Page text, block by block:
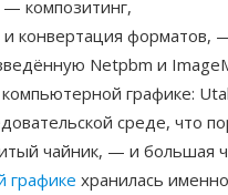
композитинг,
конвертация форматов,
Netpbm и
графике:
среде, что
чайник, — и большая
графике хранилась